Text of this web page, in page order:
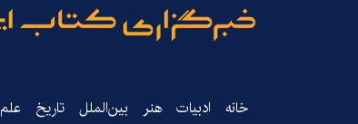
خانه ادبیات هنر بین‌الملل تاریخ‌ علم